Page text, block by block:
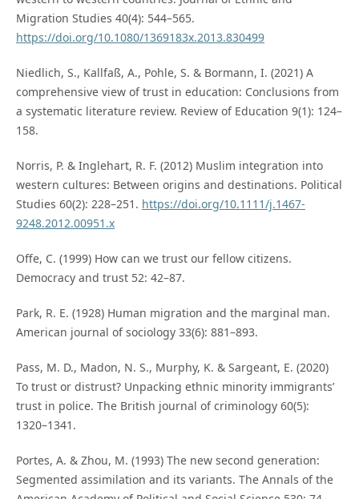
Migration Studies 40(4): 544–565.
https://doi.org/10.1080/1369183x.2013.830499
Niedlich, S., Kallfaß, A., Pohle, S. & Bormann, I. (2021) A
comprehensive view of trust in education: Conclusions from
a systematic literature review. Review of Education 9(1): 124–
158.
Norris, P. & Inglehart, R. F. (2012) Muslim integration into
western cultures: Between origins and destinations. Political
Studies 60(2): 228–251. https://doi.org/10.1111/j.1467-
9248.2012.00951.x
Offe, C. (1999) How can we trust our fellow citizens.
Democracy and trust 52: 42–87.
Park, R. E. (1928) Human migration and the marginal man.
American journal of sociology 33(6): 881–893.
Pass, M. D., Madon, N. S., Murphy, K. & Sargeant, E. (2020)
To trust or distrust? Unpacking ethnic minority immigrants’
trust in police. The British journal of criminology 60(5):
1320–1341.
Portes, A. & Zhou, M. (1993) The new second generation:
Segmented assimilation and its variants. The Annals of the